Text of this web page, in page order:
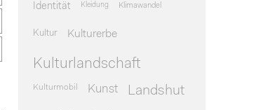
Identität Kleidung Klimawandel
Kultur Kulturerbe
Kulturlandschaft
Kulturmobil Kunst Landshut